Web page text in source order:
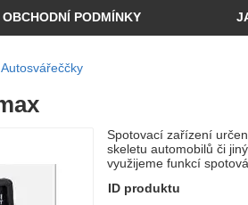
OBCHODNÍ PODMÍNKY
Autosvářeččky
Spotovací zařízení
skeletu automobilů či
využijeme funkcí
ID produktu